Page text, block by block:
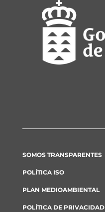
SOMOS TRANSPARENTES
POLÍTICA ISO
PLAN MEDIOAMBIENTAL
POLÍTICA DE PRIVACIDAD